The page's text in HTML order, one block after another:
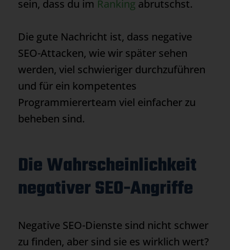
sein, dass du im Ranking abrutschst.
Die gute Nachricht ist, dass negative
SEO-Attacken, wie wir später sehen
werden, viel schwieriger durchzuführen
und für ein kompetentes
Programmiererteam viel einfacher zu
beheben sind.
Die Wahrscheinlichkeit
negativer SEO-Angriffe
Negative SEO-Dienste sind nicht schwer
zu finden, aber sind sie es wirklich wert?